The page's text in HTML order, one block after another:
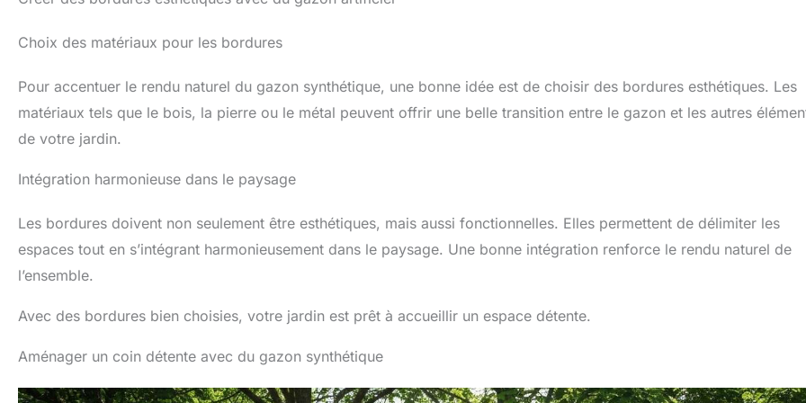
Choix des matériaux pour les bordures
Pour accentuer le rendu naturel du gazon synthétique, une bonne idée est de choisir des bordures esthétiques. Les
matériaux tels que le bois, la pierre ou le métal peuvent offrir une belle transition entre le gazon et les autres
de votre jardin.
Intégration harmonieuse dans le paysage
Les bordures doivent non seulement être esthétiques, mais aussi fonctionnelles. Elles permettent de délimiter les
espaces tout en s’intégrant harmonieusement dans le paysage. Une bonne intégration renforce le rendu naturel de
l’ensemble.
Avec des bordures bien choisies, votre jardin est prêt à accueillir un espace détente.
Aménager un coin détente avec du gazon synthétique